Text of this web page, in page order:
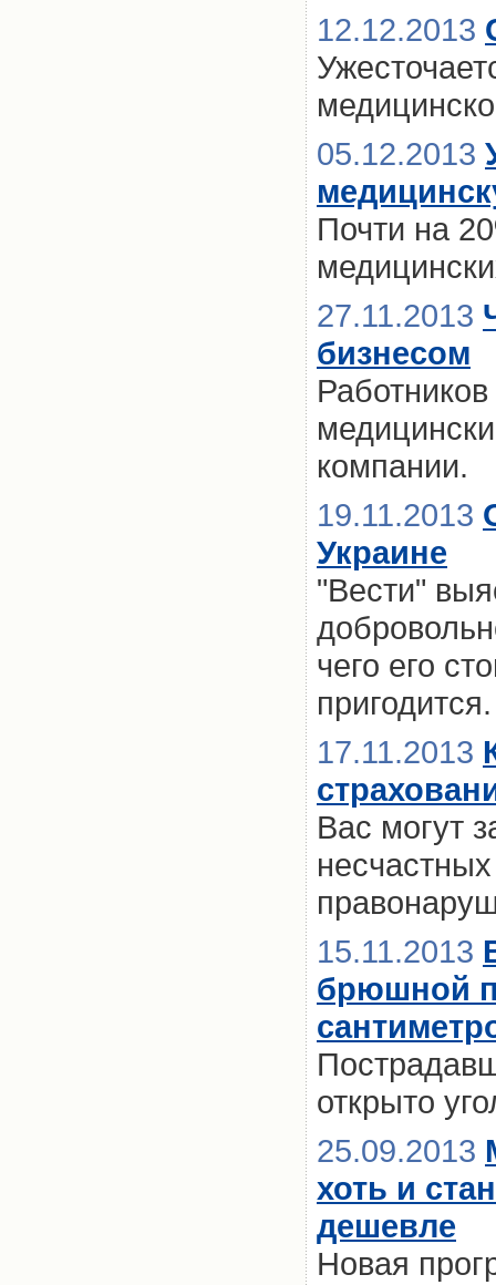
12.12.2013
05.12.2013
Почти на
27.11.2013
бизнесом
компании.
19.11.2013
Украине
"Вести"
чего его
пригодится.
17.11.2013
Вас могут
15.11.2013
брюшной
открыто
25.09.2013
хоть и
дешевле
Новая